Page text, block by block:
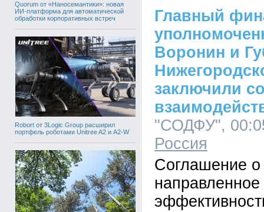
Quorum от «Наносемантики»: новая
ИИ-платформа для автоматической
обработки корпоративных встреч
Robort от 3Logic Group расширил
портфель роботами Unitree A2 и A2-W
Главный
Воронин и
заключили
"СОДФУ",
Россия
Соглашение о